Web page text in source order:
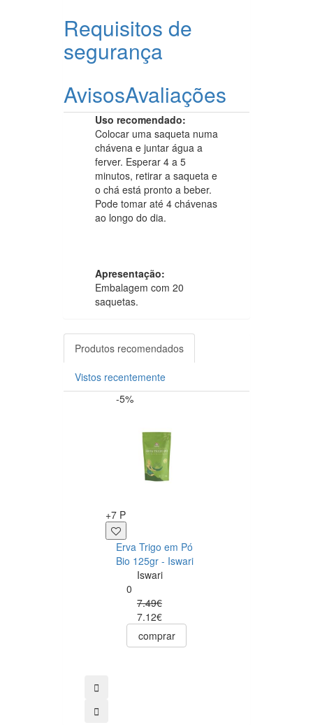
Requisitos de
segurança
AvisosAvaliações
Uso recomendado:
Colocar uma saqueta numa
chávena e juntar água a
ferver. Esperar 4 a 5
minutos, retirar a saqueta e
o chá está pronto a beber.
Pode tomar até 4 chávenas
ao longo do dia.
Apresentação:
Embalagem com 20
saquetas.
Produtos recomendados
Vistos recentemente
-5%
+7 P
Erva Trigo em Pó
Bio 125gr - Iswari
Iswari
0
7.49€
7.12€
comprar